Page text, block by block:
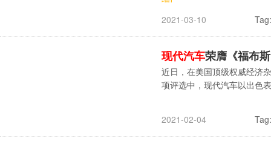
2021-03-10
Tag:
现代汽车荣膺《福布
近日，在美国顶级权威经济
项评选中，现代汽车以出色
2021-02-04 Tag: